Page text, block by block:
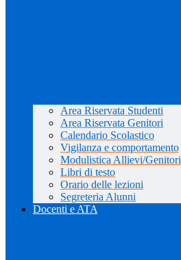
Area Riservata Studenti
Area Riservata Genitori
Calendario Scolastico
Vigilanza e comportamento
Modulistica Allievi/Genitori
Libri di testo
Orario delle lezioni
Segreteria Alunni
Docenti e ATA